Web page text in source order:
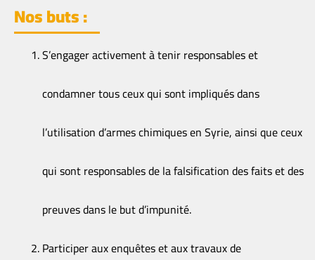
Nos buts :
S’engager activement à tenir responsables et
condamner tous ceux qui sont impliqués dans
l’utilisation d’armes chimiques en Syrie, ainsi que ceux
qui sont responsables de la falsification des faits et des
preuves dans le but d’impunité.
Participer aux enquêtes et aux travaux de